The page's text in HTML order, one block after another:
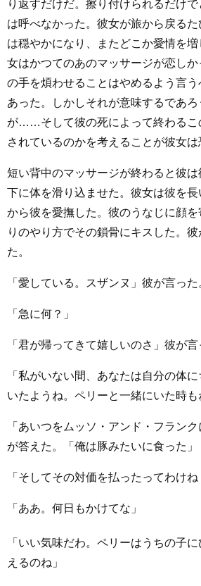
り返すだけだ。擦り付けられるだけ
は呼べなかった。彼女が旅から戻る
は穏やかになり、またどこか愛情を
女はかつてのあのマッサージが恋し
の手を煩わせることはやめるよう言
あった。しかしそれが意味するであろ
が……そして彼の死によって終わるこ
されているのかを考えることが彼女は
短い背中のマッサージが終わると彼
下に体を滑り込ませた。彼女は彼を
から彼を愛撫した。彼のうなじに顔
りのやり方でその鎖骨にキスした。
た。
「愛している。スザンヌ」彼が言った
「急に何？」
「君が帰ってきて嬉しいのさ」彼が言
「私がいない間、あなたは自分の体
いたようね。ペリーと一緒にいた時も
「あいつをムッソ・アンド・フラン
が答えた。「俺は豚みたいに食った」
「そしてその対価を払ったってわけね
「ああ。何日もかけてな」
「いい気味だわ。ペリーはうちの子に
えるのね」